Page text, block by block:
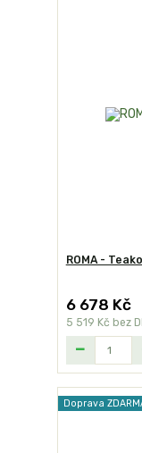
ROMA -
6 678 Kč
5 519 Kč bez
Doprava